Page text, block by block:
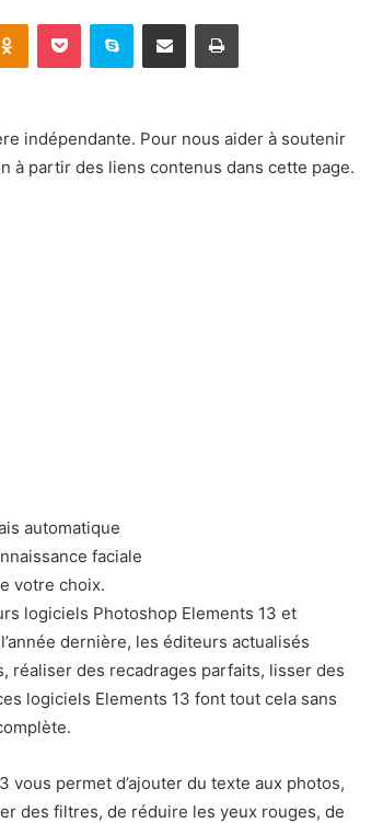
Odnoklassniki
Pocket Skype Partager par email Imprimer
indépendante. Pour nous aider à soutenir
à partir des liens contenus dans cette page.
automatique
faciale
votre choix.
logiciels Photoshop Elements 13 et
dernière, les éditeurs actualisés
réaliser des recadrages parfaits, lisser des
logiciels Elements 13 font tout cela sans
permet d’ajouter du texte aux photos,
des filtres, de réduire les yeux rouges, de